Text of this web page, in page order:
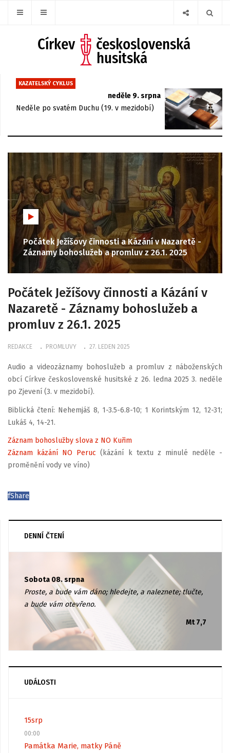
KAZATELSKÝ CYKLUS
neděle 9. srpna
Neděle po svatém Duchu (19. v mezidobí)
Počátek Ježíšovy činnosti a Kázání v Nazaretě -
Záznamy bohoslužeb a promluv z 26.1. 2025
Počátek Ježíšovy činnosti a Kázání v
Nazaretě - Záznamy bohoslužeb a
promluv z 26.1. 2025
REDAKCE PROMLUVY 27. LEDEN 2025
Audio a videozáznamy bohoslužeb a promluv z náboženských
obcí Církve československé husitské z 26. ledna 2025 3. neděle
po Zjevení (3. v mezidobí).
Biblická čtení: Nehemjáš 8, 1-3.5-6.8-10; 1 Korintským 12, 12-31;
Lukáš 4, 14-21.
Záznam bohoslužby slova z NO Kuřim
Záznam kázání NO Peruc (kázání k textu z minulé neděle -
proměnění vody ve víno)
fShare
DENNÍ ČTENÍ
Sobota 08. srpna
Proste, a bude vám dáno; hledejte, a naleznete; tlučte,
a bude vám otevřeno.
Mt 7,7
UDÁLOSTI
15srp
00:00
Památka Marie, matky Páně